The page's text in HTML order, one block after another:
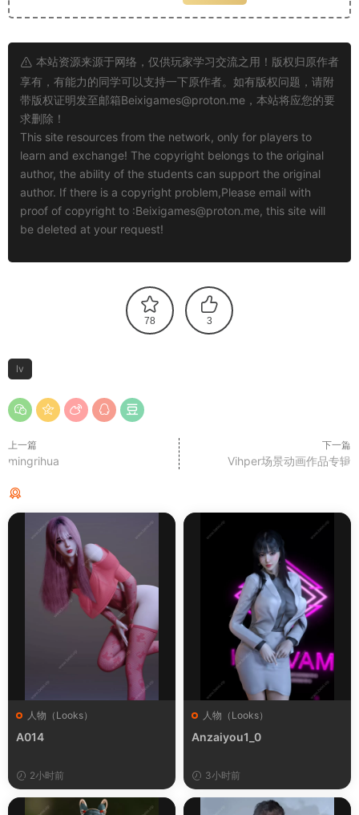
本站资源来源于网络，仅供玩家学习交流之用！版权归原作者
享有，有能力的同学可以支持一下原作者。如有版权问题，请附
带版权证明发至邮箱Beixigames@proton.me ，本站将应您的要
求删除！
This site resources from the network, only for players to
learn and exchange! The copyright belongs to the original
author, the ability of the students can support the original
author. If there is a copyright problem,Please email with
proof of copyright to :Beixigames@proton.me, this site will
be deleted at your request!
78 3
lv
上一篇
mingrihua
下一篇
Vihper场景动画作品专辑
人物（Looks）
A014
2小时前
人物（Looks）
Anzaiyou1_0
3小时前